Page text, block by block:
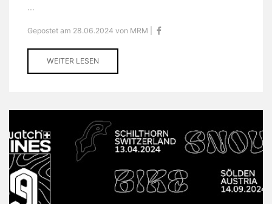
...
Gepostet am 28.06.2024 von MRM |
WEITER LESEN